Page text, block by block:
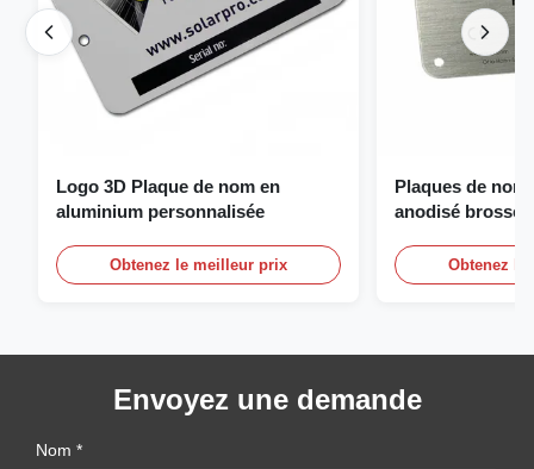
Logo 3D Plaque de nom en
aluminium personnalisée
Obtenez le meilleur prix
Plaques de
anodisé brossé
Obtenez
Envoyez une demande
Nom *